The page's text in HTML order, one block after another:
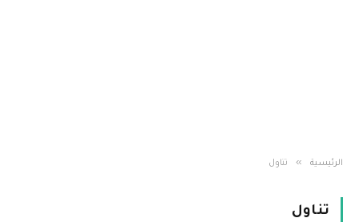
الرئيسية » تناول
تناول